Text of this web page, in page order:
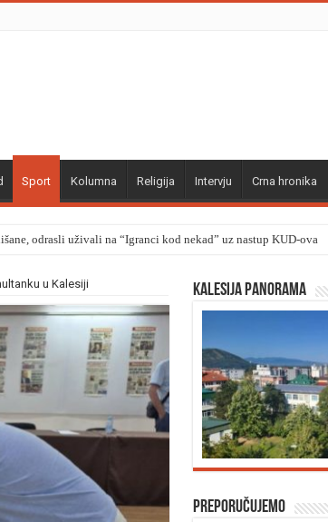
Sport Kolumna Religija Intervju Crna hronika
odrasli uživali na “Igranci kod nekad” uz nastup KUD-ova
u Kalesiji Kalesija panorama
Preporučujemo